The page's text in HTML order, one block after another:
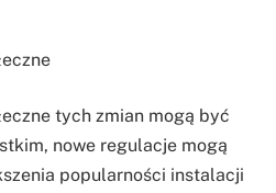
tych zmian mogą być
nowe regulacje mogą
popularności instalacji